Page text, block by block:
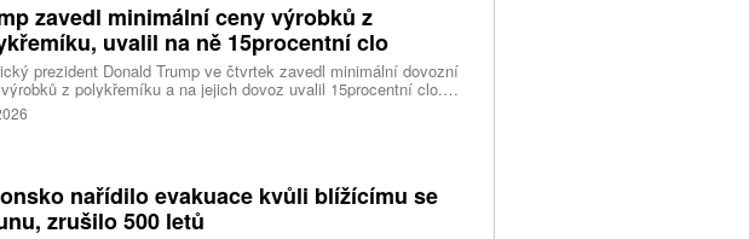
zavedl minimální ceny výrobků z
uvalil na ně 15procentní clo
prezident Donald Trump ve čtvrtek zavedl minimální dovozní
z polykřemíku a na jejich dovoz uvalil 15procentní clo.
se používá při výrobě polovodičů a je hlavní složkou
panelů, jeho největším světovým producentem je Čína.
Reuters.nařídilo evakuace kvůli blížícímu se
zrušilo 500 letů